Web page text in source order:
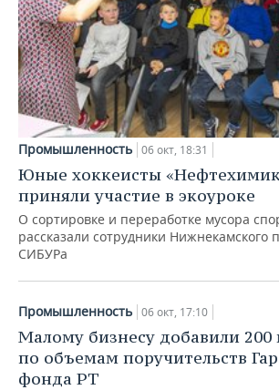
Промышленность 06 окт, 18:31
Юные хоккеисты
приняли участие в экоуроке
О сортировке и переработке мусора
рассказали сотрудники Нижнекамского
СИБУРа
Промышленность 06 окт, 17:10
Малому бизнесу добавили 200
по объемам поручительств
фонда РТ